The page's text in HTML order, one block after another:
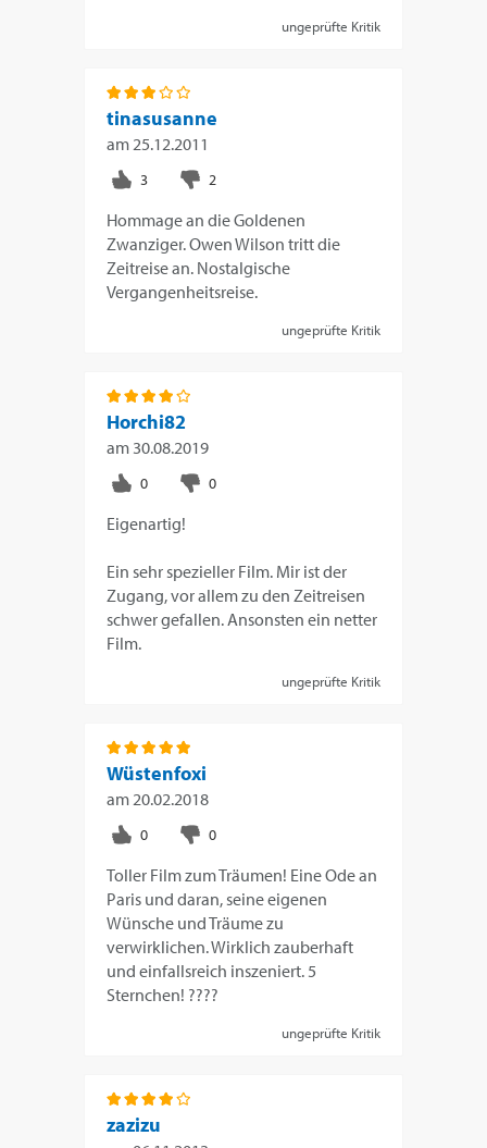
ungeprüfte Kritik
tinasusanne
am 25.12.2011
Hommage an die Goldenen
Zwanziger. Owen Wilson tritt die
Zeitreise an. Nostalgische
Vergangenheitsreise.
ungeprüfte Kritik
Horchi82
am 30.08.2019
Eigenartig!
Ein sehr spezieller Film. Mir ist der
Zugang, vor allem zu den Zeitreisen
schwer gefallen. Ansonsten ein netter
Film.
ungeprüfte Kritik
Wüstenfoxi
am 20.02.2018
Toller Film zum Träumen! Eine Ode an
Paris und daran, seine eigenen
Wünsche und Träume zu
verwirklichen. Wirklich zauberhaft
und einfallsreich inszeniert. 5
Sternchen! ????
ungeprüfte Kritik
zazizu